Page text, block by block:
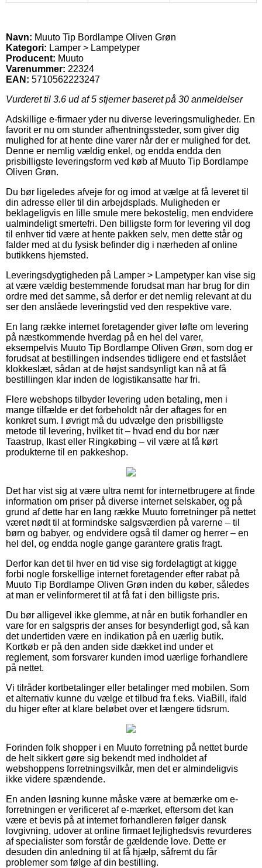
Navn: Muuto Tip Bordlampe Oliven Grøn
Kategori: Lamper > Lampetyper
Producent: Muuto
Varenummer: 22324
EAN: 5710562223247
Vurderet til 3.6 ud af 5 stjerner baseret på 30 anmeldelser
Adskillige e-firmaer yder nu diverse leveringsmuligheder. En
favorit er nu om stunder afhentningssteder, som giver dig
mulighed for at hente dine varer når der er mulighed for det.
Denne er nemlig vældig enkel, og endda endda den
prisbilligste leveringsform ved køb af Muuto Tip Bordlampe
Oliven Grøn.
Du bør ligeledes afveje for og imod at vælge at få leveret til
din adresse eller til din arbejdsplads. Muligheden er
beklageligvis en lille smule mere bekostelig, men endvidere
ualmindeligt smertefri. Den billigste form for levering vil dog
til enhver tid være at hente pakken selv, men dette står og
falder med at du fysisk befinder dig i nærheden af online
butikkens hjemsted.
Leveringsdygtigheden på Lamper > Lampetyper kan vise sig
at være vældig bestemmende forudsat man har brug for din
ordre med det samme, så derfor er det nemlig relevant at du
ser den anslåede leveringstid ved den respektive vare.
En lang række internet foretagender giver løfte om levering
på næstkommende hverdag på en hel del varer,
eksempelvis Muuto Tip Bordlampe Oliven Grøn, som dog er
forudsat at bestillingen indsendes tidligere end et fastslået
klokkeslæt, sådan at de højst sandsynligt kan nå at få
bestillingen klar inden de logistikansatte har fri.
Flere webshops tilbyder levering uden betaling, men i
mange tilfælde er det forbeholdt når der aftages for en
konkret sum. I øvrigt må du udvælge den prisbilligste
metode til levering, hvilket tit – hvad end du bor nær
Taastrup, Ikast eller Ringkøbing – vil være at få kørt
produkterne til en pakkeshop.
Det har vist sig at være ultra nemt for internetbrugere at finde
information om priser på diverse internet selskaber, og på
grund af dette har en lang række Muuto forretninger på nettet
været nødt til at formindske salgsværdien på varerne – til
børn og babyer, og endvidere også til damer og herrer – en
hel del, og endda nogle gange garantere gratis fragt.
Derfor kan det til hver en tid vise sig fordelagtigt at kigge
forbi nogle forskellige internet foretagender efter rabat på
Muuto Tip Bordlampe Oliven Grøn inden du køber, således
at man er velinformeret til at få fat i den billigste pris.
Du bør alligevel ikke glemme, at når en butik forhandler en
vare for en salgspris der anses for besynderligt god, så kan
det undertiden være en indikation på en uærlig butik.
Kortkøb er på den anden side dækket ind under et
reglement, som forsvarer kunden imod uærlige forhandlere
på nettet.
Vi tilråder kortbetalinger eller betalinger med mobilen. Som
et alternativ kunne du vælge et tilbud fra f.eks. ViaBill, ifald
du higer efter at klare beløbet over et længere tidsrum.
Forinden folk shopper i en Muuto forretning på nettet burde
de helt sikkert gøre sig bekendt med indholdet af
webshoppens forretningsvilkår, men det er almindeligvis
ikke videre spændende.
En anden løsning kunne måske være at bemærke om e-
forretningen er verificeret af e-mærket, eftersom det kan
være et bevis på at internet forhandleren følger dansk
lovgivning, udover at online firmaet lejlighedsvis revurderes
af specialister som forstår de gældende love. Dette er
desuden din anledning til at få hjælp, såfremt du får
problemer som følge af din bestilling.